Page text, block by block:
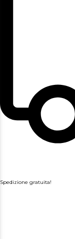
Spedizione gratuita!